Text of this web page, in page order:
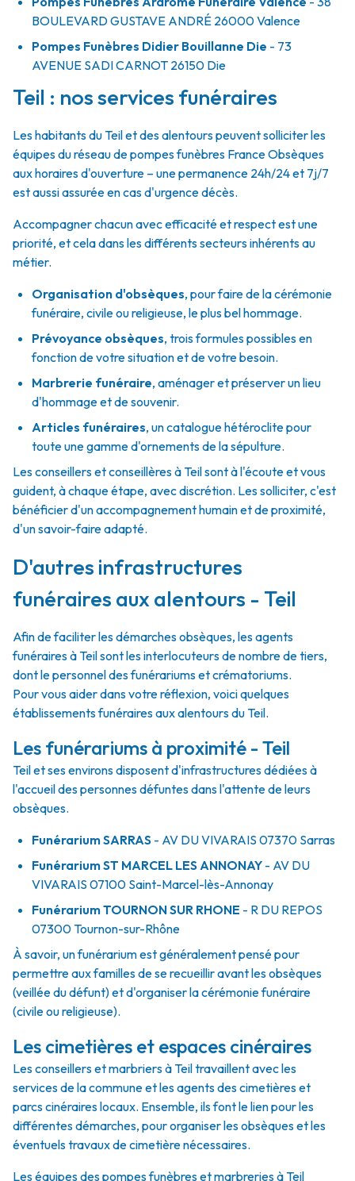
BOULEVARD GUSTAVE ANDRÉ 26000Valence
Pompes Funèbres Didier Bouillanne Die - 73
AVENUE SADI CARNOT 26150 Die
Teil : nos services funéraires
Les habitants du Teil et des alentours peuvent solliciter les
équipes du réseau de pompes funèbres France Obsèques
aux horaires d'ouverture – une permanence 24h/24 et 7j/7
est aussi assurée en cas d'urgence décès.
Accompagner chacun avec efficacité et respect est une
priorité, et cela dans les différents secteurs inhérents au
métier.
Organisation d'obsèques, pour faire de la cérémonie
funéraire, civile ou religieuse, le plus bel hommage.
Prévoyance obsèques, trois formules possibles en
fonction de votre situation et de votre besoin.
Marbrerie funéraire, aménager et préserver un lieu
d'hommage et de souvenir.
Articles funéraires, un catalogue hétéroclite pour
toute une gamme d'ornements de la sépulture.
Les conseillers et conseillères à Teil sont à l'écoute et vous
guident, à chaque étape, avec discrétion. Les solliciter, c'est
bénéficier d'un accompagnement humain et de proximité,
d'un savoir-faire adapté.
D'autres infrastructures
funéraires aux alentours - Teil
Afin de faciliter les démarches obsèques, les agents
funéraires à Teil sont les interlocuteurs de nombre de tiers,
dont le personnel des funérariums et crématoriums.
Pour vous aider dans votre réflexion, voici quelques
établissements funéraires aux alentours du Teil.
Les funérariums à proximité - Teil
Teil et ses environs disposent d'infrastructures dédiées à
l'accueil des personnes défuntes dans l'attente de leurs
obsèques.
FunérariumSARRAS - AV DU VIVARAIS 07370 Sarras
FunérariumST MARCEL LES ANNONAY - AV DU
VIVARAIS 07100 Saint-Marcel-lès-Annonay
FunérariumTOURNON SUR RHONE - R DU REPOS
07300 Tournon-sur-Rhône
À savoir, un funérarium est généralement pensé pour
permettre aux familles de se recueillir avant les obsèques
(veillée du défunt) et d'organiser la cérémonie funéraire
(civile ou religieuse).
Les cimetières et espaces cinéraires
Les conseillers et marbriers à Teil travaillent avec les
services de la commune et les agents des cimetières et
parcs cinéraires locaux. Ensemble, ils font le lien pour les
différentes démarches, pour organiser les obsèques et les
éventuels travaux de cimetière nécessaires.
Les équipes des pompes funèbres et marbreries à Teil